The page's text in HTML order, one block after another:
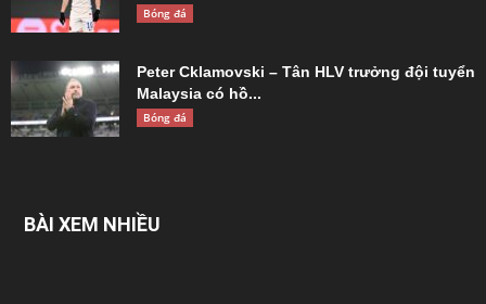
Bóng đá
Peter Cklamovski – Tân HLV trưởng đội tuyển
Malaysia có hồ...
Bóng đá
BÀI XEM NHIỀU